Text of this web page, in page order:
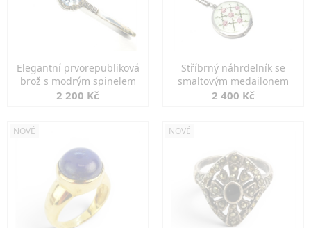
Elegantní prvorepubliková
brož s modrým spinelem
2 200 Kč
Stříbrný náhrdelník se
smaltovým medailonem
2 400 Kč
NOVÉ NOVÉ